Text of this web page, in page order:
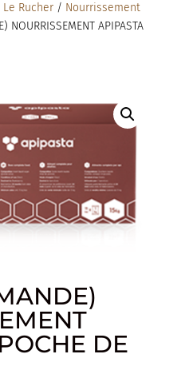
Le Rucher/ Nourrissement
NOURRISSEMENT APIPASTA
DE